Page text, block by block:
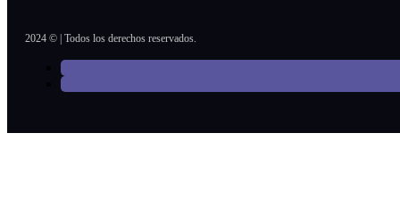
2024 © | Todos los derechos reservados.